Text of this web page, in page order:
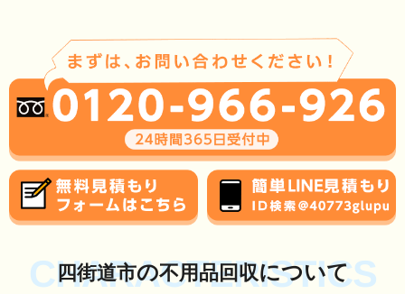
CHARACTERISTICS
四街道市の不用品回収について